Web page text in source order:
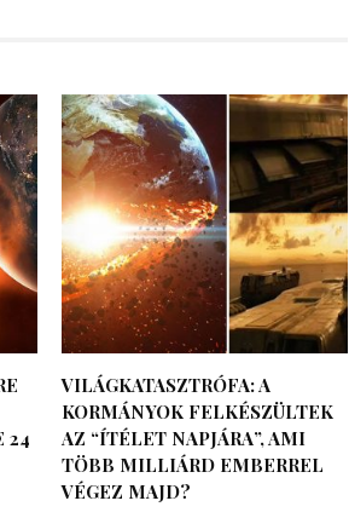
24
VILÁGKATASZTRÓFA: A
KORMÁNYOK FELKÉSZÜLTEK
AZ “ÍTÉLET NAPJÁRA”, AMI
TÖBB MILLIÁRD EMBERREL
VÉGEZ MAJD?